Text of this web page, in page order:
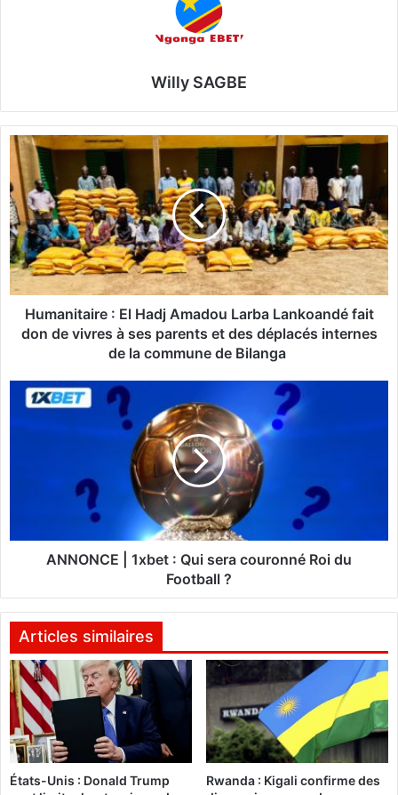
Willy SAGBE
H
m
a
n
i
t
a
i
a
a
a
L
a
k
o
a
Humanitaire : El Hadj Amadou Larba Lankoandé fait
don de vivres à ses parents et des déplacés internes
de la commune de Bilanga
N
1
e
t
Q
u
i
s
e
r
c
ANNONCE | 1xbet : Qui sera couronné Roi du
Football ?
Articles similaires
États-Unis : Donald Trump
Rwanda : Kigali confirme des